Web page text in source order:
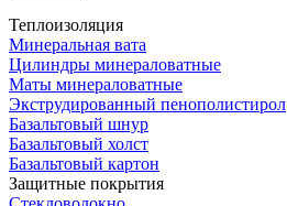
Теплоизоляция
Минеральная вата
Цилиндры минераловатные
Маты минераловатные
Экструдированный пенополистирол
Базальтовый шнур
Базальтовый холст
Базальтовый картон
Защитные покрытия